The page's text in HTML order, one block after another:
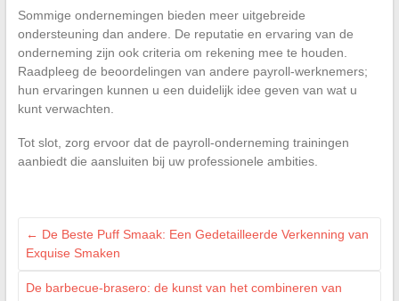
Sommige ondernemingen bieden meer uitgebreide
ondersteuning dan andere. De reputatie en ervaring van de
onderneming zijn ook criteria om rekening mee te houden.
Raadpleeg de beoordelingen van andere payroll-werknemers;
hun ervaringen kunnen u een duidelijk idee geven van wat u
kunt verwachten.
Tot slot, zorg ervoor dat de payroll-onderneming trainingen
aanbiedt die aansluiten bij uw professionele ambities.
← De Beste Puff Smaak: Een Gedetailleerde Verkenning van
Exquise Smaken
De barbecue-brasero: de kunst van het combineren van